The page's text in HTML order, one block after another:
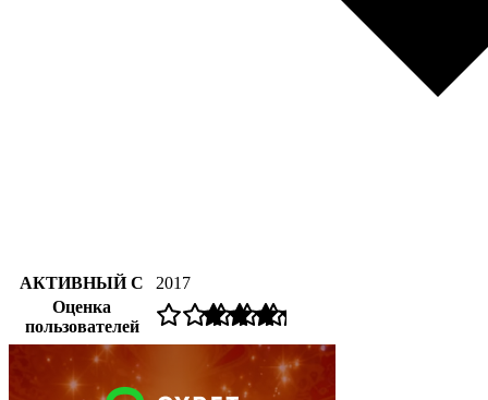
АКТИВНЫЙ С
2017
Оценка
пользователей